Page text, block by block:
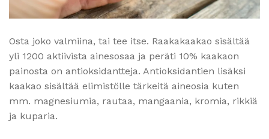
Osta joko valmiina, tai tee itse. Raakakaakao sisältää
yli 1200 aktiivista ainesosaa ja peräti 10% kaakaon
painosta on antioksidantteja. Antioksidantien lisäksi
kaakao sisältää elimistölle tärkeitä aineosia kuten
mm. magnesiumia, rautaa, mangaania, kromia, rikkiä
ja kuparia.